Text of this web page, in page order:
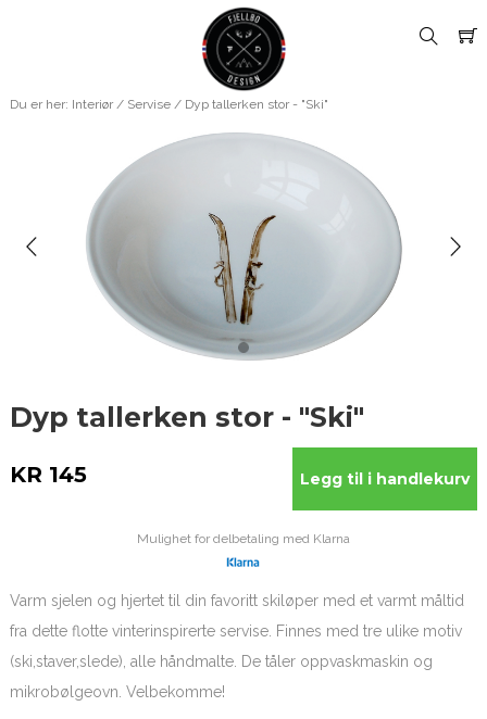
Du er her: Interiør/ Servise/ Dyp tallerken stor - "Ski"
Dyp tallerken stor - "Ski"
KR 145
Mulighet for delbetaling med Klarna
Varm sjelen og hjertet til din favoritt skiløper med et varmt måltid
fra dette flotte vinterinspirerte servise. Finnes med tre ulike motiv
(ski,staver,slede), alle håndmalte. De tåler oppvaskmaskin og
mikrobølgeovn. Velbekomme!